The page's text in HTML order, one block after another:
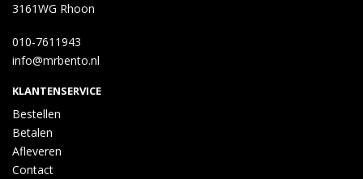
3161WG Rhoon
010-7611943
info@mrbento.nl
KLANTENSERVICE
Bestellen
Betalen
Afleveren
Contact